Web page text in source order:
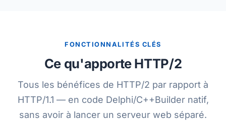
FONCTIONNALITÉS CLÉS
Ce qu'apporte HTTP/2
Tous les bénéfices de HTTP/2 par rapport à
HTTP/1.1 — en code Delphi/C++Builder natif,
sans avoir à lancer un serveur web séparé.